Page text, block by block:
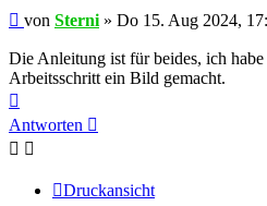
Beitrag
von Sterni » Do 15. Aug 2024,
Die Anleitung ist für beides, ich
Arbeitsschritt ein Bild gemacht.
oben
Antworten
Druckansicht